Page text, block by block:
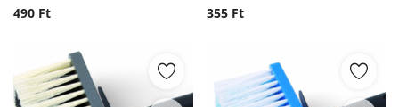
490 Ft
355 Ft